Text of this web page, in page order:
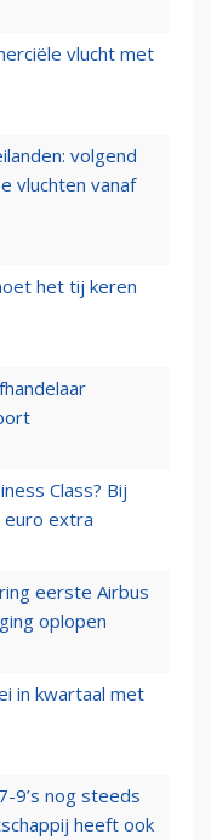
vlucht met
volgend
vluchten vanaf
het tij keren
Class? Bij
euro extra
eerste Airbus
oplopen
in kwartaal met
9’s nog steeds
heeft ook